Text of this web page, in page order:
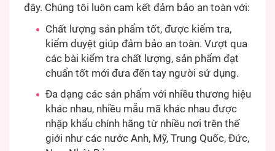
đây. Chúng tôi luôn cam kết đảm bảo an toàn với:
Chất lượng sản phẩm tốt, được kiểm tra,
kiểm duyệt giúp đảm bảo an toàn. Vượt qua
các bài kiểm tra chất lượng, sản phẩm đạt
chuẩn tốt mới đưa đến tay người sử dụng.
Đa dạng các sản phẩm với nhiều thương hiệu
khác nhau, nhiều mẫu mã khác nhau được
nhập khẩu chính hãng từ nhiều nơi trên thế
giới như các nước Anh, Mỹ, Trung Quốc, Đức,